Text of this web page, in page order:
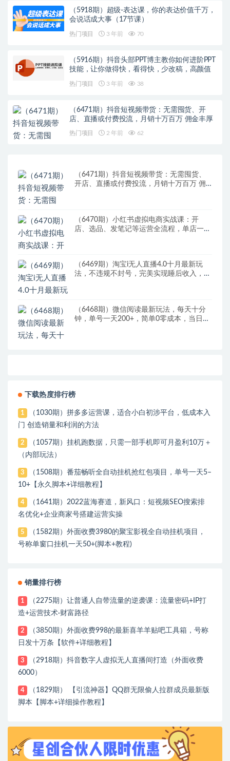
（5918期）超级-表达课，你的表达价值千万，
会说话成大事（17节课）
热门项目 3 年前 70
（5916期）抖音头部PPT博主教你如何进阶PPT
技能，让你做得快，看得快，少改稿，高颜值
热门项目 3 年前 38
（6471期）抖音短视频带货：无需囤货、开
店、直播或付费投流，月销十万百万 佣金丰厚
热门项目 2 年前 62
（6471期）抖音短视频带货：无需囤货、
开店、直播或付费投流，月销十万百万 佣
（6470期）小红书虚拟电商实战课：开
店、选品、发笔记等运营全流程，单店一天
（6469期）淘宝i无人直播4.0十月最新玩
法，不违规不封号，完美实现睡后收入，日
（6468期）微信阅读最新玩法，每天十分
钟，单号一天200+，简单0零成本，当日提
下载热度排行榜
1
（1030期）拼多多运营课，适合小白初涉平台，低成本入
门 创造销量和利润的方法
2
（1057期）挂机跑数据，只需一部手机即可月盈利10万＋
（内部玩法）
3
（1508期）番茄畅听全自动挂机抢红包项目，单号一天5–
10+【永久脚本+详细教程】
4
（1641期）2022蓝海赛道，新风口：短视频SEO搜索排
名优化+企业商家号搭建运营实操
5
（1582期）外面收费3980的聚宝影视全自动挂机项目，
号称单窗口挂机一天50+(脚本+教程)
销量排行榜
1
（2275期）让普通人自带流量的逆袭课：流量密码+IP打
造+运营技术·财富路径
2
（3850期）外面收费998的最新喜羊羊贴吧工具箱，号称
日发十万条【软件+详细教程】
3
（2918期）抖音数字人虚拟无人直播间打造（外面收费
6000）
4
（1829期） 【引流神器】QQ群无限偷人拉群成员最新版
脚本【脚本+详细操作教程】